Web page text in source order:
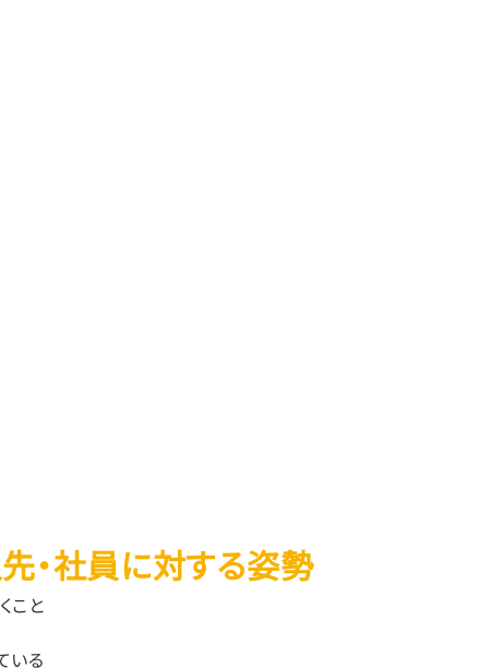
・社員に対する姿勢
こと
いる